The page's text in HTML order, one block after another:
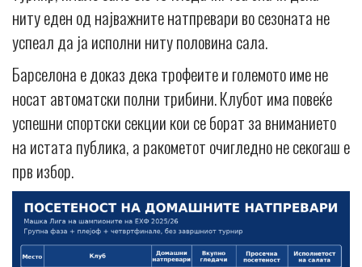
ниту еден од најважните натпревари во сезоната не
успеал да ја исполни ниту половина сала.
Барселона е доказ дека трофеите и големото име не
носат автоматски полни трибини. Клубот има повеќе
успешни спортски секции кои се борат за вниманието
на истата публика, а ракометот очигледно не секогаш е
прв избор.